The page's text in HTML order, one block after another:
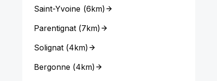
Saint-Yvoine (6km)
Parentignat(7km)
Solignat(4km)
Bergonne(4km)